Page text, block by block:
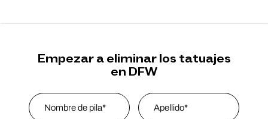
Empezar a eliminar los tatuajes
en DFW
Name